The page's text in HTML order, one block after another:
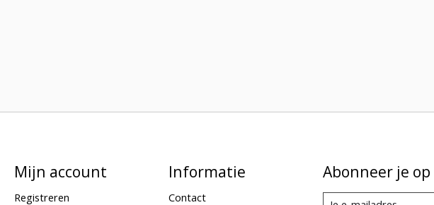
Mijn account
Registreren
Informatie
Contact
Abonneer je